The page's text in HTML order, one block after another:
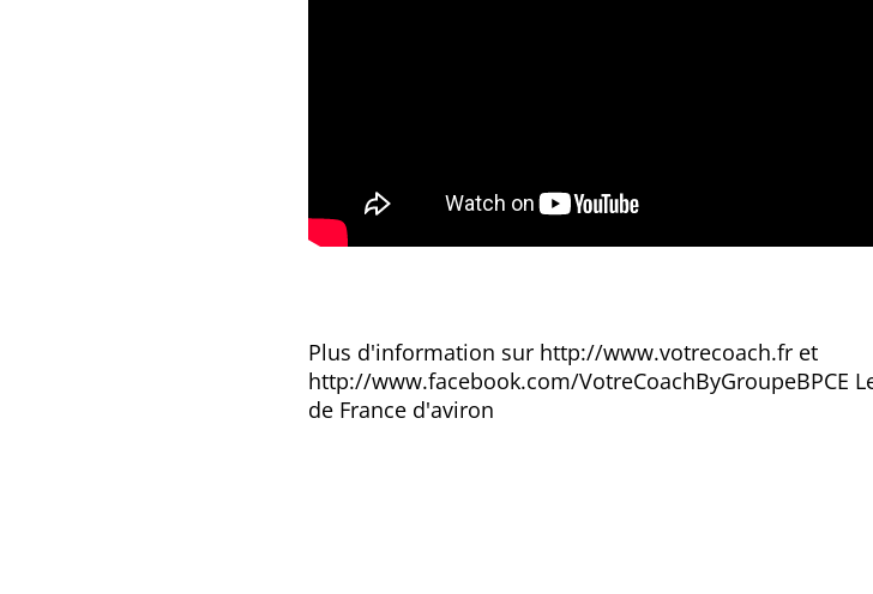
Plus d'information sur http://www.votrecoach.fr et
http://www.facebook.com/VotreCoachByGroupeBPCE
de France d'aviron